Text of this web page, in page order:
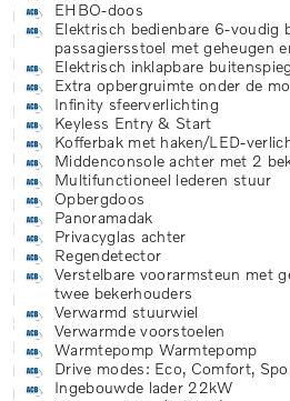
EHBO-doos
Elektrisch bedienbare 6-voudig
passagiersstoel met geheugen
Elektrisch inklapbare
Extra opbergruimte onder de
Infinity sfeerverlichting
Keyless Entry & Start
Kofferbak met haken/LED-
Middenconsole achter met 2
Multifunctioneel lederen stuur
Opbergdoos
Panoramadak
Privacyglas achter
Regendetector
Verstelbare voorarmsteun met
twee bekerhouders
Verwarmd stuurwiel
Verwarmde voorstoelen
Warmtepomp Warmtepomp
Drive modes: Eco, Comfort,
Ingebouwde lader 22kW